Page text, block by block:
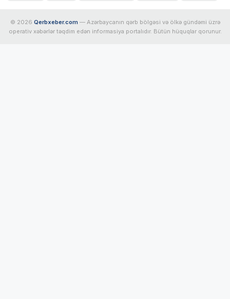
© 2026 Qerbxeber.com — Azərbaycanın qərb bölgəsi və ölkə gündəmi üzrə
operativ xəbərlər təqdim edən informasiya portalıdır. Bütün hüquqlar qorunur.